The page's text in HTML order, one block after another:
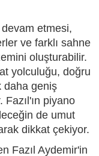
etmesi,
ve farklı sahne
oluşturabilir.
yolculuğu, doğru
daha geniş
piyano
de umut
dikkat çekiyor.
Fazıl Aydemir'in